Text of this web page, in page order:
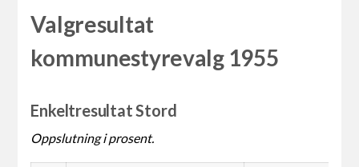
Valgresultat
kommunestyrevalg 1955
Enkeltresultat Stord
Oppslutning i prosent.